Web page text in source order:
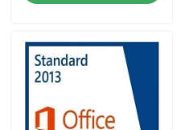
Vidéos
À propos de nous